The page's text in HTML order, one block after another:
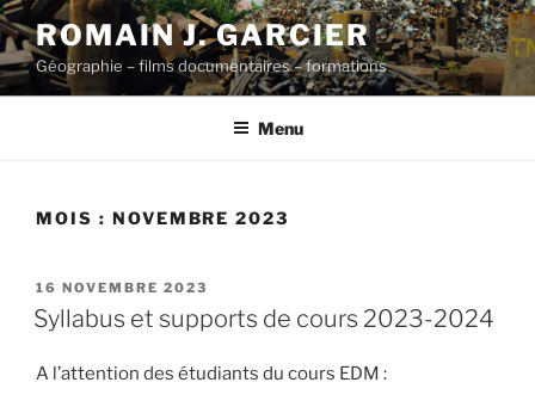
Aller
au
contenu
principal
ROMAIN J. GARCIER
Géographie – films documentaires – formations
Menu
MOIS : NOVEMBRE 2023
PUBLIÉ
LE
16 NOVEMBRE 2023
Syllabus et supports de cours 2023-2024
A l’attention des étudiants du cours EDM :